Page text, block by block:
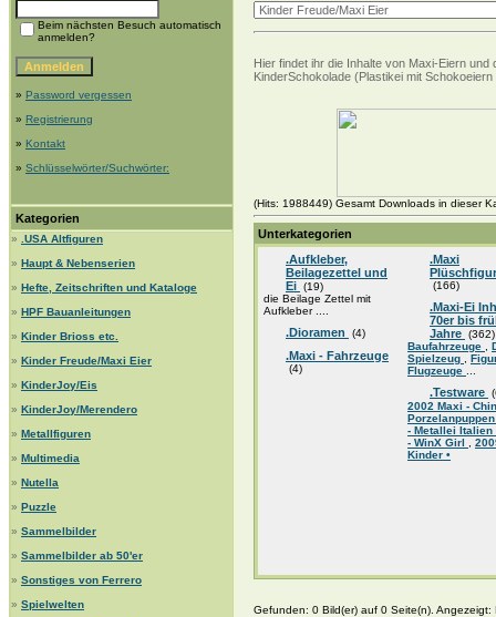
Beim nächsten Besuch automatisch
anmelden?
» Password vergessen
» Registrierung
» Kontakt
» Schlüsselwörter/Suchwörter:
Kategorien
»
.USA Altfiguren
» Haupt & Nebenserien
» Hefte, Zeitschriften und Kataloge
» HPF Bauanleitungen
» Kinder Brioss etc.
» Kinder Freude/Maxi Eier
» KinderJoy/Eis
» KinderJoy/Merendero
» Metallfiguren
» Multimedia
» Nutella
» Puzzle
» Sammelbilder
» Sammelbilder ab 50'er
» Sonstiges von Ferrero
» Spielwelten
Hier findet ihr die Inhalte von Maxi-Eiern
KinderSchokolade (Plastikei mit Schokoeiern
(Hits: 1988449) Gesamt Downloads in dieser
Unterkategorien
.Aufkleber,
Beilagezettel und
Ei (19)
die Beilage Zettel mit
Aufkleber ....
.Dioramen (4)
.Maxi - Fahrzeuge
(4)
.Maxi
(166)
.Maxi-Ei
70er bis
Jahre (362)
Baufahrzeuge
Spielzeug
Flugzeuge
.Testware
2002 Maxi -
- Metallei Italien
- WinX Girl
Kinder •
Gefunden: 0 Bild(er) auf 0 Seite(n). Angezeigt: